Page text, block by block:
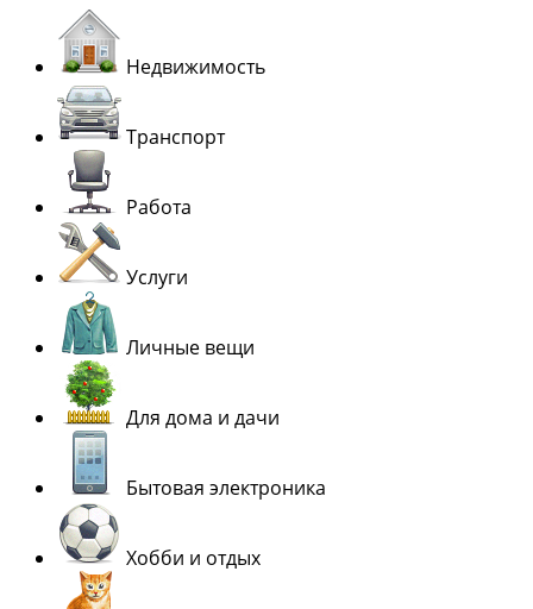
Недвижимость
Транспорт
Работа
Услуги
Личные вещи
Для дома и дачи
Бытовая электроника
Хобби и отдых